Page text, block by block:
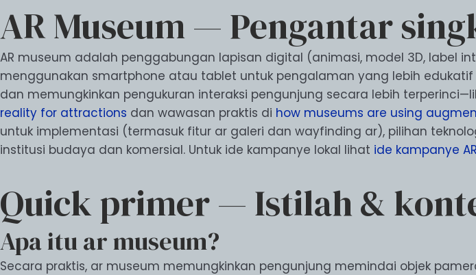
AR Museum — Pengantar
AR museum adalah penggabungan lapisan digital (animasi, model 3D, label
menggunakan smartphone atau tablet untuk pengalaman yang lebih
dan memungkinkan pengukuran interaksi pengunjung secara lebih
reality for attractions dan wawasan praktis di how museums are using
untuk implementasi (termasuk fitur ar galeri dan wayfinding ar), pilihan
institusi budaya dan komersial. Untuk ide kampanye lokal lihat ide kampanye
Quick primer — Istilah &
Apa itu ar museum?
Secara praktis, ar museum memungkinkan pengunjung memindai objek